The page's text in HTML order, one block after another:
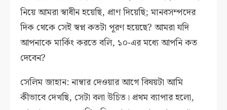
নিয়ে আমরা স্বাধীন হয়েছি, প্রাণ দিয়েছি; মানবসম্পদের
দিক থেকে সেই স্বপ্ন কতটা পূরণ হয়েছে? আমরা যদি
আপনাকে মার্কিং করতে বলি, ১০-এর মধ্যে আপনি কত
দেবেন?
সেলিম জাহান: নাম্বার দেওয়ার আগে বিষয়টা আমি
কীভাবে দেখছি, সেটা বলা উচিত। প্রথম ব্যাপার হলো,